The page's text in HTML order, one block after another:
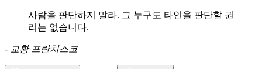
사람을 판단하지 말라. 그 누구도 타인을 판단할 권
리는 없습니다.
- 교황 프란치스코